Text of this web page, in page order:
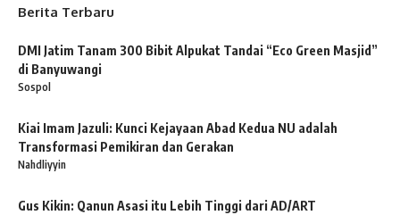
Berita Terbaru
DMI Jatim Tanam 300 Bibit Alpukat Tandai “Eco Green Masjid”
di Banyuwangi
Sospol
Kiai Imam Jazuli: Kunci Kejayaan Abad Kedua NU adalah
Transformasi Pemikiran dan Gerakan
Nahdliyyin
Gus Kikin: Qanun Asasi itu Lebih Tinggi dari AD/ART